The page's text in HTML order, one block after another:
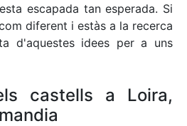
escapada tan esperada. Si
diferent i estàs a la recerca
d'aquestes idees per a uns
castells a Loira,